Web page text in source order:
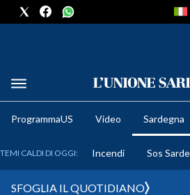
METEO
ProgrammaUS Video Sardegna
TEMI CALDI DI OGGI: Incendi Sos
SFOGLIA IL QUOTIDIANO